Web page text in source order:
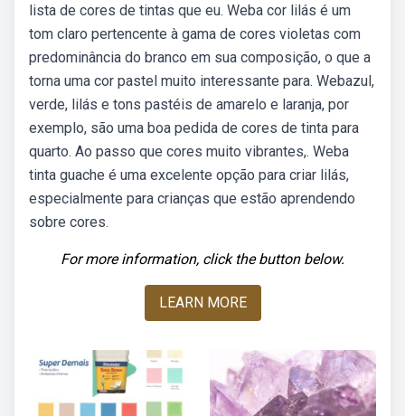
lista de cores de tintas que eu. Weba cor lilás é um
tom claro pertencente à gama de cores violetas com
predominância do branco em sua composição, o que a
torna uma cor pastel muito interessante para. Webazul,
verde, lilás e tons pastéis de amarelo e laranja, por
exemplo, são uma boa pedida de cores de tinta para
quarto. Ao passo que cores muito vibrantes,. Weba
tinta guache é uma excelente opção para criar lilás,
especialmente para crianças que estão aprendendo
sobre cores.
For more information, click the button below.
LEARN MORE